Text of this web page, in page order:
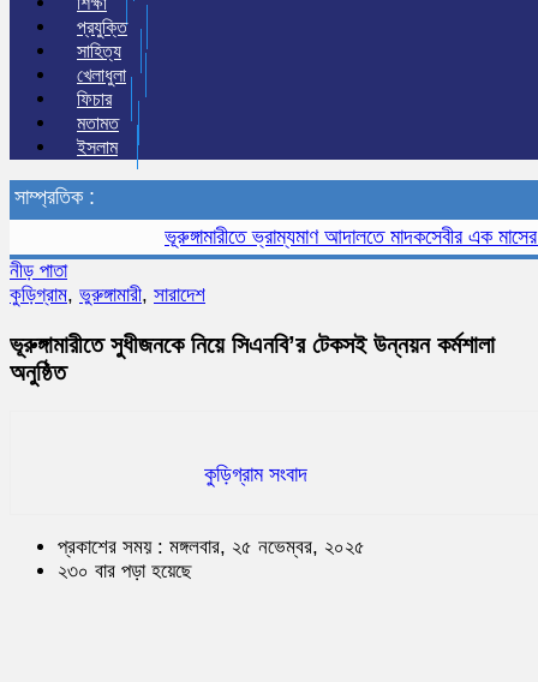
প্রযুক্তি
সাহিত্য
খেলাধুলা
ফিচার
মতামত
ইসলাম
সাম্প্রতিক :
ভূরুঙ্গামারীতে ভ্রাম্যমাণ আদালতে মাদকসেবীর এক মাসের
নীড় পাতা
কুড়িগ্রাম, ভুরুঙ্গামারী, সারাদেশ
ভূরুঙ্গামারীতে সুধীজনকে নিয়ে সিএনবি’র টেকসই উন্নয়ন কর্মশালা
অনুষ্ঠিত
কুড়িগ্রাম সংবাদ
প্রকাশের সময় : মঙ্গলবার, ২৫ নভেম্বর, ২০২৫
২৩০ বার পড়া হয়েছে